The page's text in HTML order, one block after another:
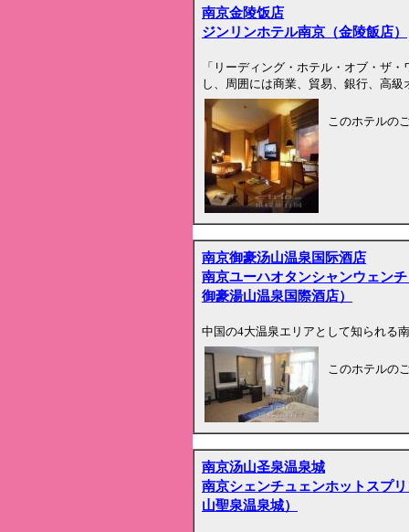
南京金陵饭店
ジンリンホテル南京（金陵飯店）
「リーディング・ホテル・オブ・ザ
し、周囲には商業、貿易、銀行、高
このホテルの
南京御豪汤山温泉国际酒店
南京ユーハオタンシャンウェン
御豪湯山温泉国際酒店）
中国の4大温泉エリアとして知られる
このホテルの
南京汤山圣泉温泉城
南京シェンチュェンホットスプ
山聖泉温泉城）